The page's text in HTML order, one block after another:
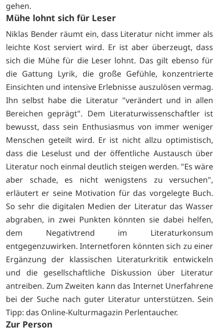
gehen.
Mühe lohnt sich für Leser
Niklas Bender räumt ein, dass Literatur nicht immer als
leichte Kost serviert wird. Er ist aber überzeugt, dass
sich die Mühe für die Leser lohnt. Das gilt ebenso für
die Gattung Lyrik, die große Gefühle, konzentrierte
Einsichten und intensive Erlebnisse auszulösen vermag.
Ihn selbst habe die Literatur "verändert und in allen
Bereichen geprägt". Dem Literaturwissenschaftler ist
bewusst, dass sein Enthusiasmus von immer weniger
Menschen geteilt wird. Er ist nicht allzu optimistisch,
dass die Leselust und der öffentliche Austausch über
Literatur noch einmal deutlich steigen werden. "Es wäre
aber schade, es nicht wenigstens zu versuchen",
erläutert er seine Motivation für das vorgelegte Buch.
So sehr die digitalen Medien der Literatur das Wasser
abgraben, in zwei Punkten könnten sie dabei helfen,
dem Negativtrend im Literaturkonsum
entgegenzuwirken. Internetforen könnten sich zu einer
Ergänzung der klassischen Literaturkritik entwickeln
und die gesellschaftliche Diskussion über Literatur
antreiben. Zum Zweiten kann das Internet Unerfahrene
bei der Suche nach guter Literatur unterstützen. Sein
Tipp: das Online-Kulturmagazin Perlentaucher.
Zur Person